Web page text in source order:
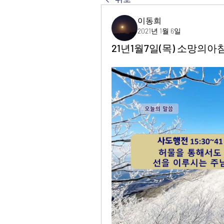
이동희
2021년 1월 6일
21년1월7일(목) 소망의아